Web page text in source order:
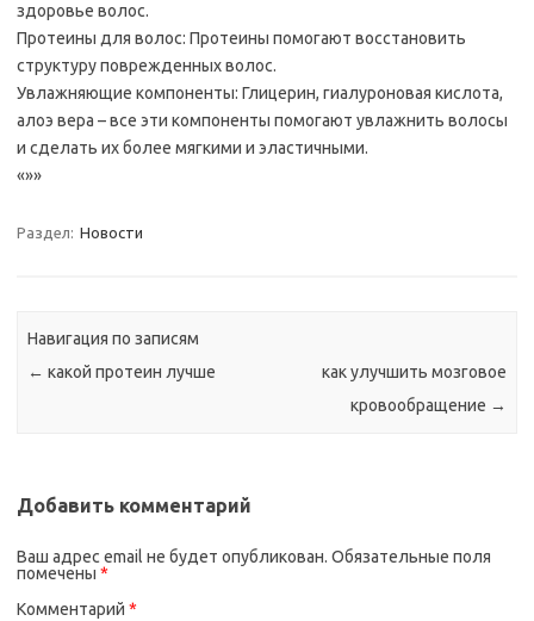
здоровье волос.
Протеины для волос: Протеины помогают восстановить
структуру поврежденных волос.
Увлажняющие компоненты: Глицерин, гиалуроновая кислота,
алоэ вера – все эти компоненты помогают увлажнить волосы
и сделать их более мягкими и эластичными.
«»»
Раздел: Новости
Навигация по записям
← какой протеин лучше
как улучшить мозговое
кровообращение →
Добавить комментарий
Ваш адрес email не будет опубликован. Обязательные поля
помечены *
Комментарий *